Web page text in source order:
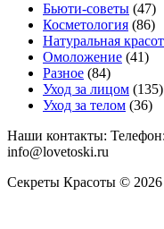
Бьюти-советы (47)
Косметология (86)
Натуральная
Омоложение (41)
Разное (84)
Уход за лицом (135)
Уход за телом (36)
Наши контакты:
info@lovetoski.ru
Секреты Красоты © 2026